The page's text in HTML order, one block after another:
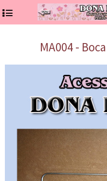
4
MA004 -